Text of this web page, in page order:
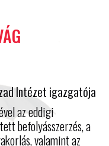
Intézet igazgatója
az eddigi
befolyásszerzés, a
valamint az